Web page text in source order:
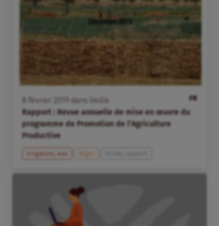
FR
février dans
Veille
Rapport : Revue annuelle de mise en œuvre du
programme de Promotion de l’Agriculture
Productive
Irrigation, eau Niger